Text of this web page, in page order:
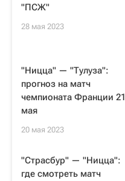
"ПСЖ"
28 мая 2023
"Ницца" — "Тулуза":
прогноз на матч
чемпионата Франции 21
мая
20 мая 2023
"Страсбур" — "Ницца":
где смотреть матч